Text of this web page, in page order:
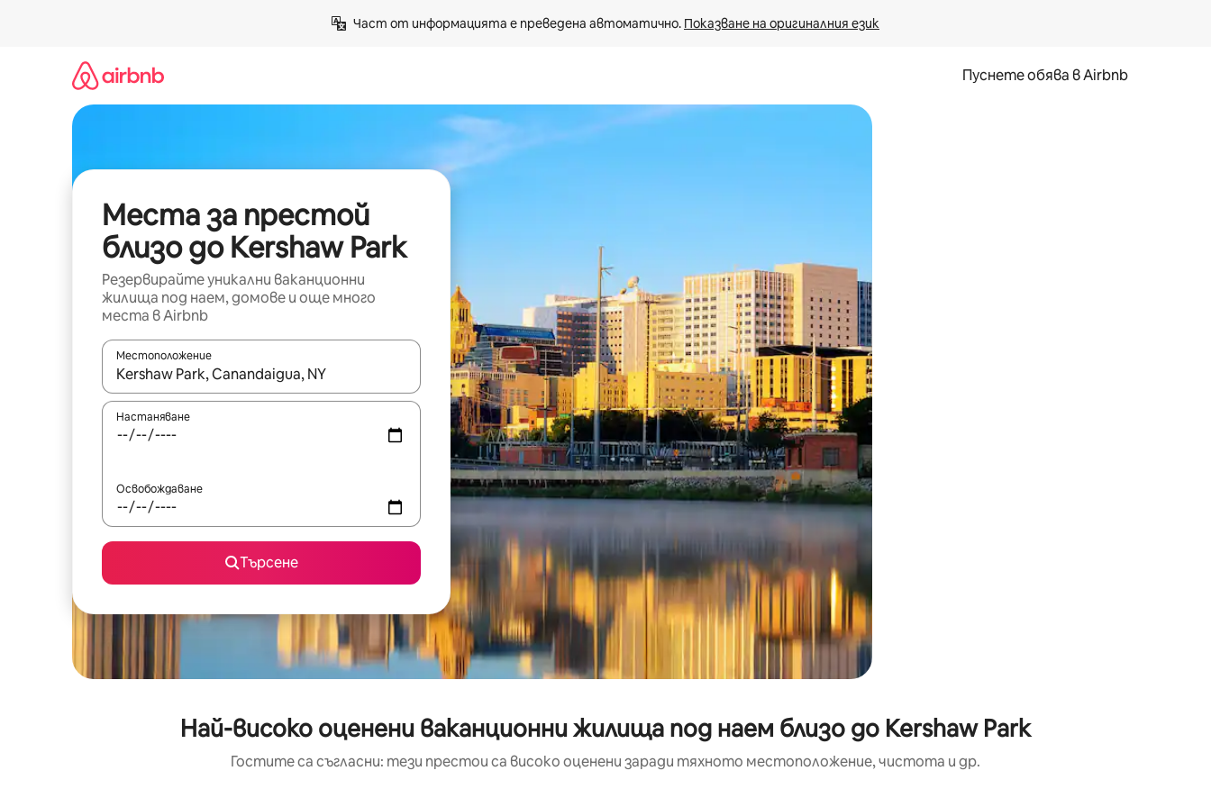
Част от информацията е преведена автоматично. Показване на оригиналния език
Пуснете обява в Airbnb
Места за престой
близо до Kershaw Park
Резервирайте уникални ваканционни
жилища под наем, домове и още много
места в Airbnb
Местоположение
Когато резултатите се покажат, използвайте клавишите със стрелки нагоре и надолу или навигирайте с докосване или плъзгане.
Настаняване
Освобождаване
Търсене
Най-високо оценени ваканционни жилища под наем близо до Kershaw Park
Гостите са съгласни: тези престои са високо оценени заради тяхното местоположение, чистота и др.